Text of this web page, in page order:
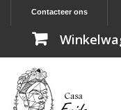
Contacteer ons